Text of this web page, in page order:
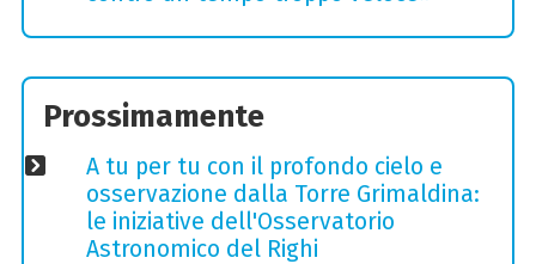
Prossimamente
A tu per tu con il profondo cielo e
osservazione dalla Torre Grimaldina:
le iniziative dell'Osservatorio
Astronomico del Righi